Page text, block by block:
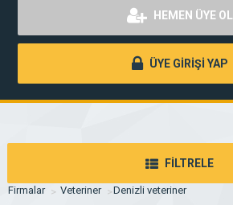
HEMEN ÜYE OL
ÜYE GİRİŞİ YAP
FİLTRELE
Firmalar Veteriner Denizli veteriner